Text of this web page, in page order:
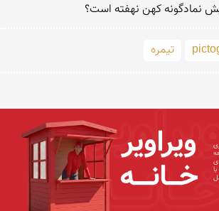
نمادگونه کهن نهفته است؟
تیمره